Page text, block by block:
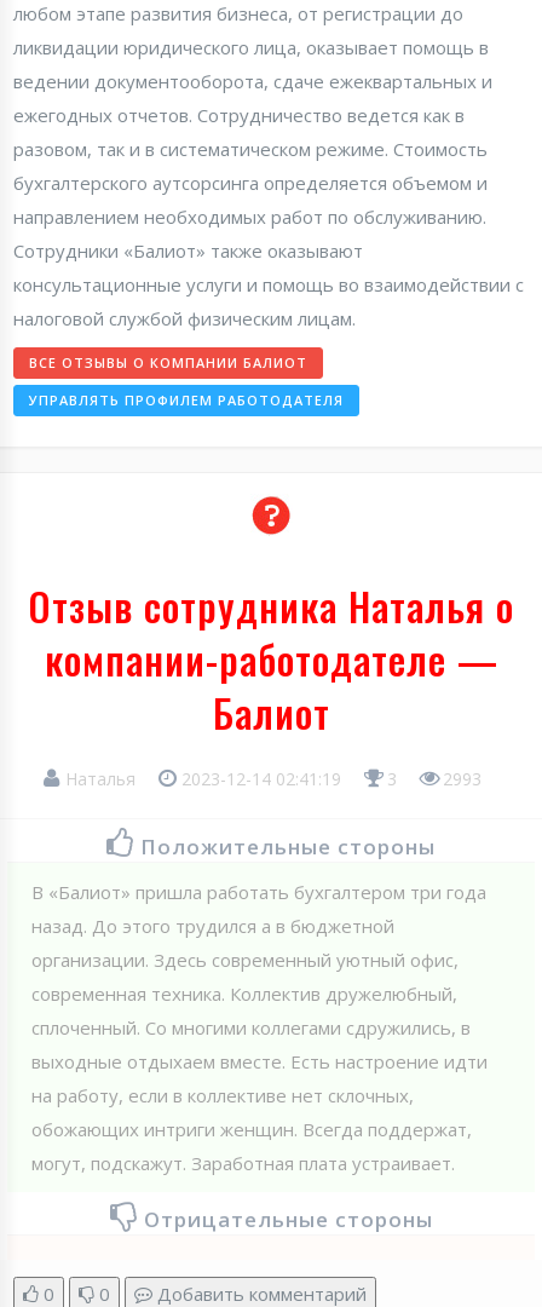
любом этапе развития бизнеса, от регистрации до
ликвидации юридического лица, оказывает помощь в
ведении документооборота, сдаче ежеквартальных и
ежегодных отчетов. Сотрудничество ведется как в
разовом, так и в систематическом режиме. Стоимость
бухгалтерского аутсорсинга определяется объемом и
направлением необходимых работ по обслуживанию.
Сотрудники «Балиот» также оказывают
консультационные услуги и помощь во взаимодействии с
налоговой службой физическим лицам.
ВСЕ ОТЗЫВЫ О КОМПАНИИ БАЛИОТ
УПРАВЛЯТЬ ПРОФИЛЕМ РАБОТОДАТЕЛЯ
Отзыв сотрудника Наталья о
компании-работодателе —
Балиот
Наталья 2023-12-14 02:41:19 3 2993
Положительные стороны
В «Балиот» пришла работать бухгалтером три года
назад. До этого трудился а в бюджетной
организации. Здесь современный уютный офис,
современная техника. Коллектив дружелюбный,
сплоченный. Со многими коллегами сдружились, в
выходные отдыхаем вместе. Есть настроение идти
на работу, если в коллективе нет склочных,
обожающих интриги женщин. Всегда поддержат,
могут, подскажут. Заработная плата устраивает.
Отрицательные стороны
0 0 Добавить комментарий